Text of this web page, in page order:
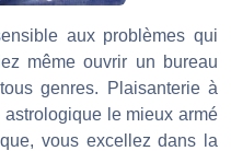
aux problèmes qui
même ouvrir un bureau
genres. Plaisanterie à
le mieux armé
vous excellez dans la